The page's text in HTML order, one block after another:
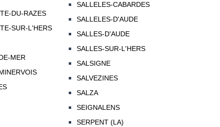
DU-RAZES
SUR-L'HERS
MER
SALLELES-CABARDES
SALLELES-D'AUDE
SALLES-D'AUDE
SALLES-SUR-L'HERS
SALSIGNE
SALVEZINES
SALZA
SEIGNALENS
SERPENT (LA)